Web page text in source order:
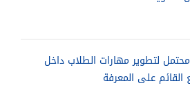
لتطوير مهارات الطلاب داخل
القائم على المعرفة